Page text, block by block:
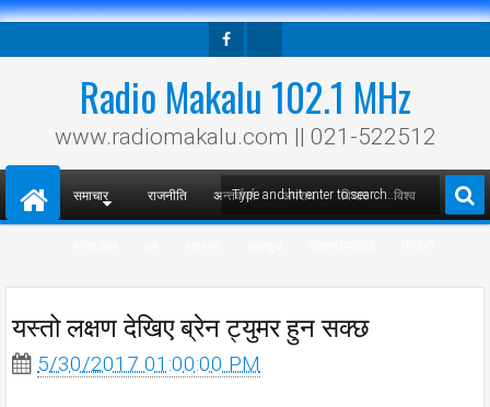
Radio Makalu 102.1 MHz
www.radiomakalu.com || 021-522512
समाचार राजनीति अन्तर्वार्ता अपराध विचार विश्व
यस्तो लक्षण देखिए ब्रेन ट्युमर हुन सक्छ
5/30/2017 01:00:00 PM